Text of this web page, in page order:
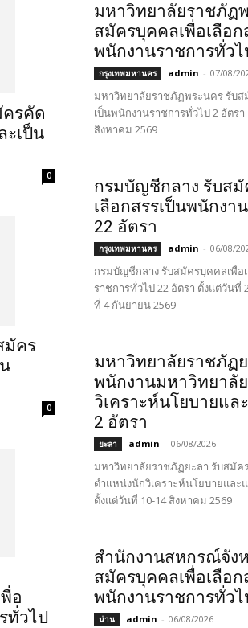
รคัด
ะเป็น
0
มัคร
0
อ
ทั่วไป
มหาวิทยาลัยราชภัฏ
สมัครบุคคลเพื่อเลือก
พนักงานราชการทั่วไ
กรุงเทพมหานคร admin - 07/08/
มหาวิทยาลัยราชภัฏพระนคร รับส
เป็นพนักงานราชการทั่วไป 2 อัตร
สิงหาคม 2569
กรมบัญชีกลาง รับสมั
เลือกสรรเป็นพนักงา
22 อัตรา
กรุงเทพมหานคร admin - 06/08/
กรมบัญชีกลาง รับสมัครบุคคลเพื่อ
ราชการทั่วไป 22 อัตรา ตั้งแต่วันที่
ที่ 4 กันยายน 2569
มหาวิทยาลัยราชภัฏ
พนักงานมหาวิทยาลั
วิเคราะห์นโยบายแ
2 อัตรา
ยะลา admin - 06/08/2026
มหาวิทยาลัยราชภัฏยะลา รับสมัค
ตำแหน่งนักวิเคราะห์นโยบายและ
ตั้งแต่วันที่ 10-14 สิงหาคม 2569
สำนักงานสหกรณ์จัง
สมัครบุคคลเพื่อเลือก
พนักงานราชการทั่วไ
น่าน admin - 06/08/2026